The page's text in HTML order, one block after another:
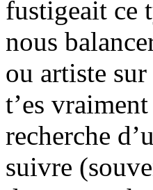
fustigeait ce
nous
ou artiste
t’es
recherche
suivre